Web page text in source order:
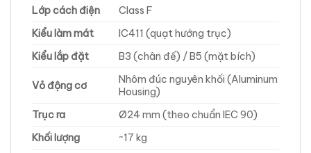
Lớp cách điện
Class F
Kiểu làm mát
IC411 (quạt hướng trục)
Kiểu lắp đặt
B3 (chân đế) / B5 (mặt bích)
Vỏ động cơ
Nhôm đúc nguyên khối (Aluminum
Housing)
Trục ra
Ø24 mm (theo chuẩn IEC 90)
Khối lượng
~17 kg